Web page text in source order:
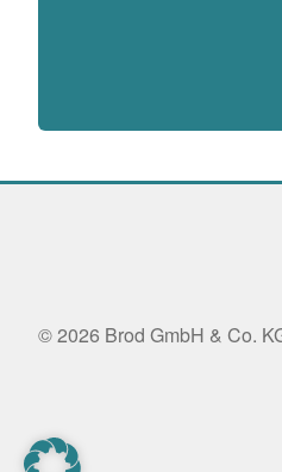
© 2026 Brod GmbH & Co.